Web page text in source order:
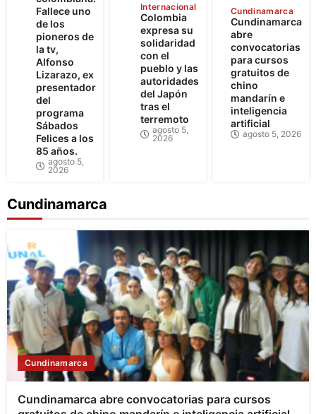
Fallece uno
de los
pioneros de
la tv,
Alfonso
Lizarazo, ex
presentador
del
programa
Sábados
Felices a los
85 años.
agosto 5,
2026
Internacional
Colombia
expresa su
solidaridad
con el
pueblo y las
autoridades
del Japón
tras el
terremoto
agosto 5,
2026
Cundinamarca
Cundinamarca
abre
convocatorias
para cursos
gratuitos de
chino
mandarín e
inteligencia
artificial
agosto 5, 2026
Cundinamarca
Cundinamarca
Cundinamarca abre convocatorias para cursos